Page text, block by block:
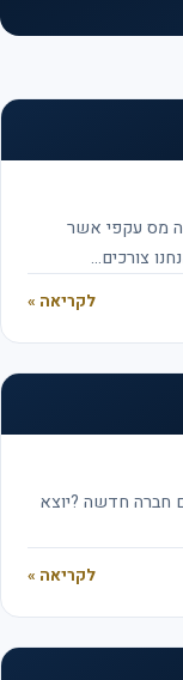
מס עקפי אשר
צורכים…
לקריאה »
חדשה ?יוצא
לקריאה »